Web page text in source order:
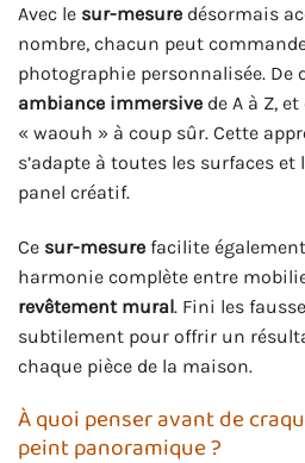
Avec le sur-mesure désormais
nombre, chacun peut
photographie personnalisée. De
ambiance immersive de A à Z,
« waouh » à coup sûr. Cette
s’adapte à toutes les surfaces
panel créatif.
Ce sur-mesure facilite
harmonie complète entre
revêtement mural. Fini les
subtilement pour offrir un
chaque pièce de la maison.
À quoi penser avant de
peint panoramique ?